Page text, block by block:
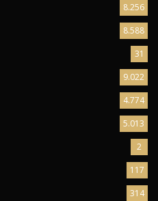
8.256
8.588
31
9.022
4.774
5.013
2
117
314